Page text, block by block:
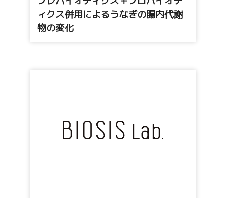
ィクス併用によるうなぎの腸内代謝
物の変化